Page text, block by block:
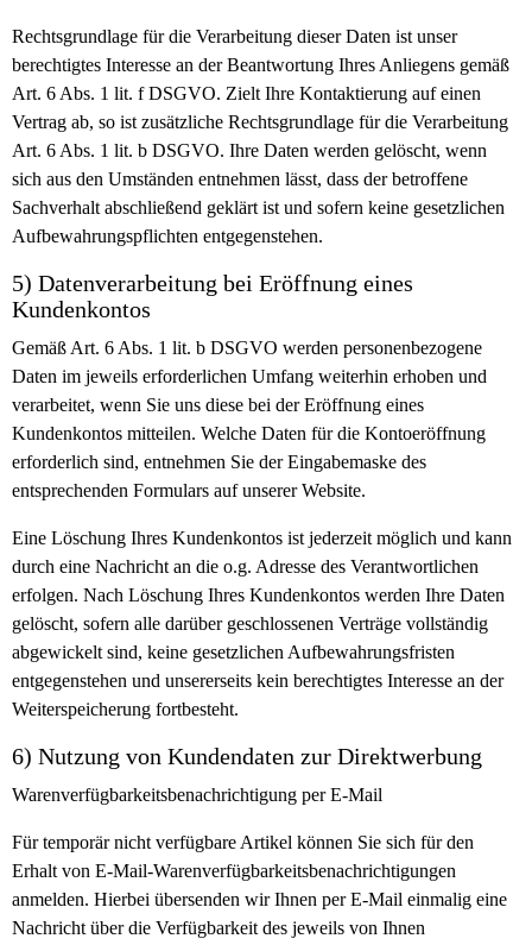
Rechtsgrundlage für die Verarbeitung dieser Daten ist unser
berechtigtes Interesse an der Beantwortung Ihres Anliegens gemäß
Art. 6 Abs. 1 lit. f DSGVO. Zielt Ihre Kontaktierung auf einen
Vertrag ab, so ist zusätzliche Rechtsgrundlage für die Verarbeitung
Art. 6 Abs. 1 lit. b DSGVO. Ihre Daten werden gelöscht, wenn
sich aus den Umständen entnehmen lässt, dass der betroffene
Sachverhalt abschließend geklärt ist und sofern keine gesetzlichen
Aufbewahrungspflichten entgegenstehen.
5) Datenverarbeitung bei Eröffnung eines
Kundenkontos
Gemäß Art. 6 Abs. 1 lit. b DSGVO werden personenbezogene
Daten im jeweils erforderlichen Umfang weiterhin erhoben und
verarbeitet, wenn Sie uns diese bei der Eröffnung eines
Kundenkontos mitteilen. Welche Daten für die Kontoeröffnung
erforderlich sind, entnehmen Sie der Eingabemaske des
entsprechenden Formulars auf unserer Website.
Eine Löschung Ihres Kundenkontos ist jederzeit möglich und kann
durch eine Nachricht an die o.g. Adresse des Verantwortlichen
erfolgen. Nach Löschung Ihres Kundenkontos werden Ihre Daten
gelöscht, sofern alle darüber geschlossenen Verträge vollständig
abgewickelt sind, keine gesetzlichen Aufbewahrungsfristen
entgegenstehen und unsererseits kein berechtigtes Interesse an der
Weiterspeicherung fortbesteht.
6) Nutzung von Kundendaten zur Direktwerbung
Warenverfügbarkeitsbenachrichtigung per E-Mail
Für temporär nicht verfügbare Artikel können Sie sich für den
Erhalt von E-Mail-Warenverfügbarkeitsbenachrichtigungen
anmelden. Hierbei übersenden wir Ihnen per E-Mail einmalig eine
Nachricht über die Verfügbarkeit des jeweils von Ihnen